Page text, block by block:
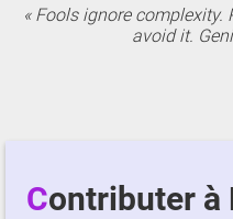
Fools ignore complexity.
avoid it.
Contributer